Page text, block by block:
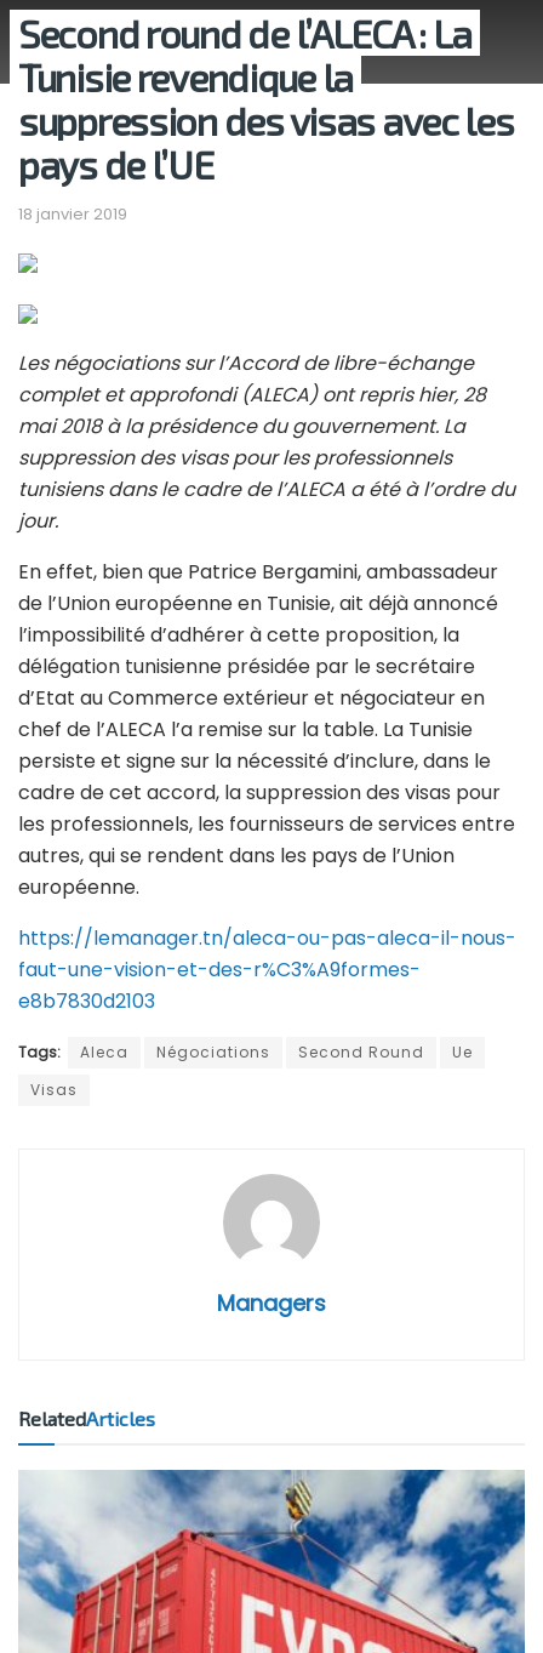
Second round de l’ALECA : La
Tunisie revendique la
suppression des visas avec les
pays de l’UE
18 janvier 2019
Les négociations sur l’Accord de libre-échange
complet et approfondi (ALECA) ont repris hier, 28
mai 2018 à la présidence du gouvernement. La
suppression des visas pour les professionnels
tunisiens dans le cadre de l’ALECA a été à l’ordre du
jour.
En effet, bien que Patrice Bergamini, ambassadeur
de l’Union européenne en Tunisie, ait déjà annoncé
l’impossibilité d’adhérer à cette proposition, la
délégation tunisienne présidée par le secrétaire
d’Etat au Commerce extérieur et négociateur en
chef de l’ALECA l’a remise sur la table. La Tunisie
persiste et signe sur la nécessité d’inclure, dans le
cadre de cet accord, la suppression des visas pour
les professionnels, les fournisseurs de services entre
autres, qui se rendent dans les pays de l’Union
européenne.
https://lemanager.tn/aleca-ou-pas-aleca-il-nous-
faut-une-vision-et-des-r%C3%A9formes-
e8b7830d2103
Tags: Aleca Négociations Second Round
Ue
Visas
Managers
RelatedArticles